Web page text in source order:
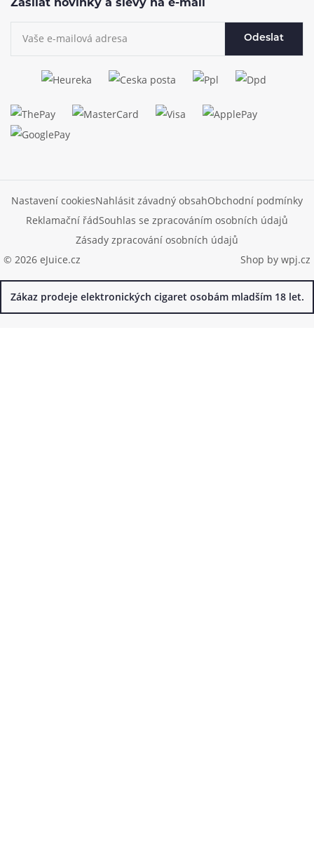
Zasílat novinky a slevy na e-mail
Odeslat
© 2026 eJuice.cz
Nastavení cookiesNahlásit závadný obsahObchodní podmínky
Reklamační řádSouhlas se zpracováním osobních údajů
Zásady zpracování osobních údajů
Shop by wpj.cz
Zákaz prodeje elektronických cigaret osobám mladším 18 let.